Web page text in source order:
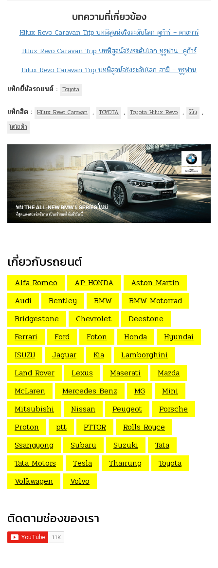
บทความที่เกี่ยวข้อง
Hilux Revo Caravan Trip บทพิสูจน์จริงระดับโลก คูก้าร์ – คาชการ์
Hilux Revo Caravan Trip บทพิสูจน์จริงระดับโลก ทูรูฟาน -คูก้าร์
Hilux Revo Caravan Trip บทพิสูจน์จริงระดับโลก ฮามิ – ทูรูฟาน
แท็กยี่ห้อรถยนต์ : Toyota
แท็กฮิต : Hilux Revo Caravan , TOYOTA , Toyota Hilux Revo , รีวิว ,
โตโยต้า
เกี่ยวกับรถยนต์
Alfa Romeo AP HONDA
Aston Martin
Audi
Bentley BMW
BMW Motorrad
Bridgestone
Chevrolet
Deestone
Ferrari
Ford Foton Honda
Hyundai
ISUZU
Jaguar Kia
Lamborghini
Land Rover
Lexus Maserati
Mazda
McLaren
Mercedes Benz MG
Mini
Mitsubishi
Nissan Peugeot
Porsche
Proton
ptt PTTOR
Rolls Royce
Ssangyong
Subaru Suzuki
Tata
Tata Motors
Tesla Thairung
Toyota
Volkwagen
Volvo
ติดตามช่องของเรา